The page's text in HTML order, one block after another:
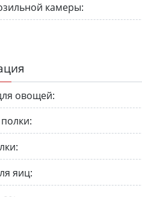
камеры:
овощей:
яиц: